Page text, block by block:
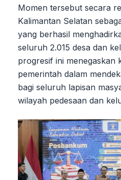
Momen tersebut secara
Kalimantan Selatan
yang berhasil
seluruh 2.015 desa dan
progresif ini menegaskan
pemerintah dalam
bagi seluruh lapisan
wilayah pedesaan dan